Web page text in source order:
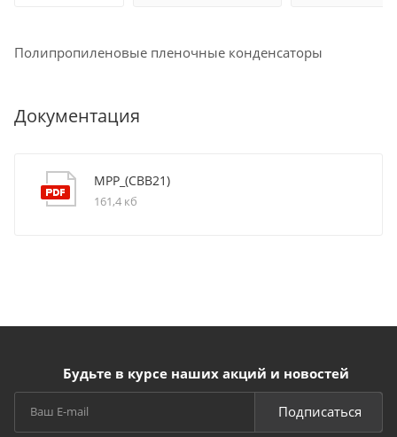
Полипропиленовые пленочные конденсаторы
Документация
MPP_(CBB21)
161,4 кб
Будьте в курсе наших акций и новостей
Подписаться